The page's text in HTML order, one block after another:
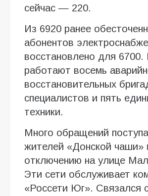
сейчас — 220.
Из 6920 ранее
абонентов
восстановлено для 6700.
работают восемь
восстановительных
специалистов и пять
техники.
Много обращений
жителей «Донской чаши»
отключению на улице
Эти сети обслуживает
«Россети Юг». Связался